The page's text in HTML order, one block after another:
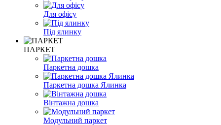
Для офісу
Під ялинку
ПАРКЕТ
Паркетна дошка
Паркетна дошка Ялинка
Вінтажна дошка
Модульний паркет